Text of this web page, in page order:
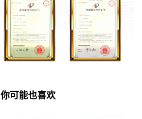
你可能也喜欢